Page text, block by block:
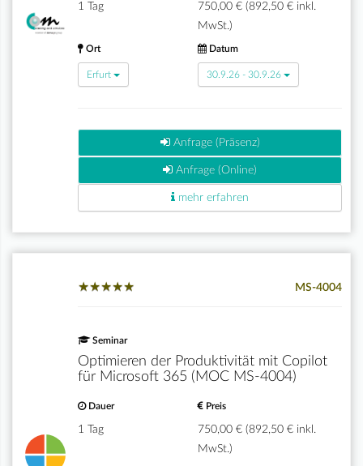
1 Tag
750,00 € (892,50 € inkl.
MwSt.)
Ort
Erfurt
Datum
30.9.26 - 30.9.26
Anfrage (Präsenz)
Anfrage (Online)
mehr erfahren
★★★★★
★★★★★ MS-4004
Seminar
Optimieren der Produktivität mit Copilot
für Microsoft 365 (MOC MS-4004)
Dauer
1 Tag
Preis
750,00 € (892,50 € inkl.
MwSt.)